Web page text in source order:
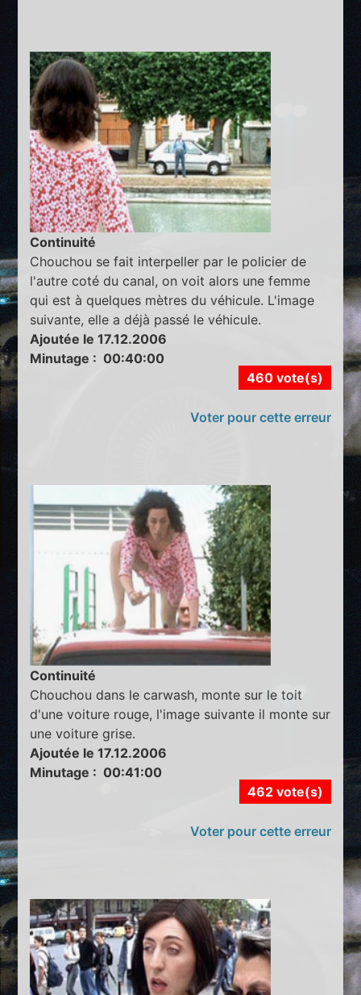
Continuité
Chouchou se fait interpeller par le policier de
l'autre coté du canal, on voit alors une femme
qui est à quelques mètres du véhicule. L'image
suivante, elle a déjà passé le véhicule.
Ajoutée le 17.12.2006
Minutage : 00:40:00
460 vote(s)
Voter pour cette erreur
Continuité
Chouchou dans le carwash, monte sur le toit
d'une voiture rouge, l'image suivante il monte sur
une voiture grise.
Ajoutée le 17.12.2006
Minutage : 00:41:00
462 vote(s)
Voter pour cette erreur